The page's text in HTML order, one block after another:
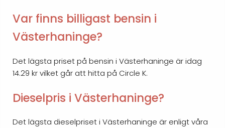
Var finns billigast bensin i
Västerhaninge?
Det lägsta priset på bensin i Västerhaninge är idag
14.29 kr vilket går att hitta på Circle K.
Dieselpris i Västerhaninge?
Det lägsta dieselpriset i Västerhaninge är enligt våra